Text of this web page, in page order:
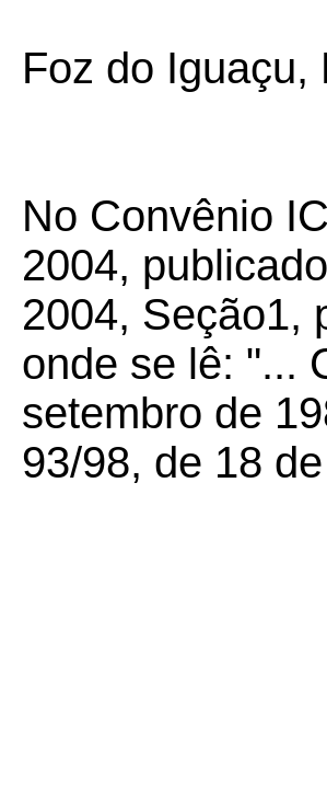
Foz do Iguaçu,
No Convênio
2004,
2004, Seção1,
onde se lê: "...
setembro de
93/98, de 18